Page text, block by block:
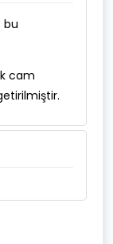
bu
cam